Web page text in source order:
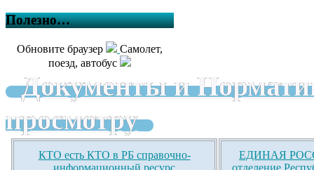
Полезно…
Обновите браузер
Самолет,
поезд, автобус
Документы и
просмотру
КТО есть КТО в РБ справочно-
информационный ресурс
ЕДИНАЯ
отделение